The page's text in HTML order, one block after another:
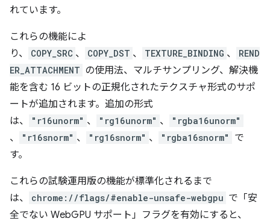
れています。
これらの機能によ
り、
COPY_SRC 、 COPY_DST 、 TEXTURE_BINDING 、
REND
ER_ATTACHMENT の使用法、マルチサンプリング、解決機
能を含む 16 ビットの正規化されたテクスチャ形式のサポ
ートが追加されます。追加の形式
は、
"r16unorm" 、 "rg16unorm" 、 "rgba16unorm"
、 "r16snorm" 、 "rg16snorm" 、 "rgba16snorm"
で
す。
これらの試験運用版の機能が標準化されるまで
は、
chrome://flags/#enable-unsafe-webgpu で「安
全でない WebGPU サポート」フラグを有効にすると、